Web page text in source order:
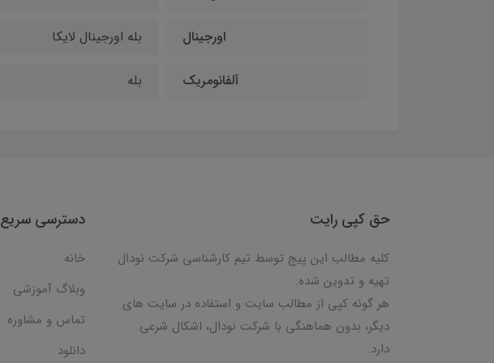
اورجینال بله اورجینال لایکا
آلفانومریک بله
حق کپی رایت
کلیه مطالب این پیج توسط تیم کارشناسی شرکت نودال
تهیه و تدوین شده.
هر گونه کپی از مطالب سایت و استفاده در سایت های
دیگر، بدون هماهنگی با شرکت نودال، اشکال شرعی
دارد.
دسترسی سریع
خانه
وبلاگ آموزشی
تماس و مشاوره
دانلود